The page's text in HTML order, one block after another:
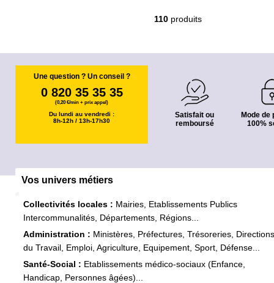
110 produits
Une question ? Un conseil ?
0 820 35 35 35
(0,20 €/min + prix appel)
Du lundi au vendredi :
8h-12h / 13h-17h30
Satisfait ou
remboursé
Mode de
100%
Vos univers métiers
Collectivités locales : Mairies, Etablissements Publics
Intercommunalités, Départements, Régions...
Administration : Ministères, Préfectures, Trésoreries, Directions
du Travail, Emploi, Agriculture, Equipement, Sport, Défense...
Santé-Social : Etablissements médico-sociaux (Enfance,
Handicap, Personnes âgées)...